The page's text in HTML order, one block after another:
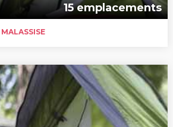
15 emplacements